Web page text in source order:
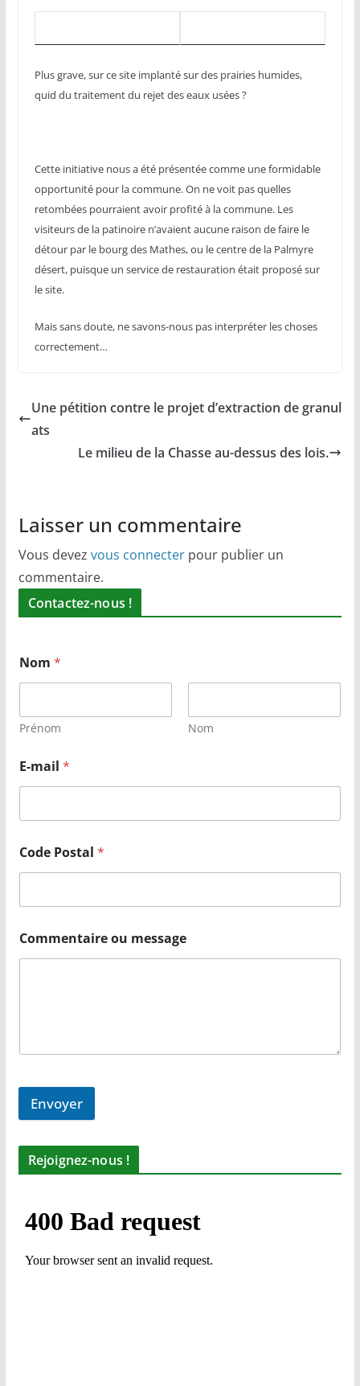
Plus grave, sur ce site implanté sur des prairies humides,
quid du traitement du rejet des eaux usées ?
Cette initiative nous a été présentée comme une formidable
opportunité pour la commune. On ne voit pas quelles
retombées pourraient avoir profité à la commune. Les
visiteurs de la patinoire n’avaient aucune raison de faire le
détour par le bourg des Mathes, ou le centre de la Palmyre
désert, puisque un service de restauration était proposé sur
le site.
Mais sans doute, ne savons-nous pas interpréter les choses
correctement…
Une pétition contre le projet d’extraction de granul
ats
Le milieu de la Chasse au-dessus des lois.
Laisser un commentaire
Vous devez vous connecterpour publier un
commentaire.
Contactez-nous !
Nom *
Prénom Nom
E-mail *
Code Postal *
Commentaire ou message
Envoyer
Rejoignez-nous !